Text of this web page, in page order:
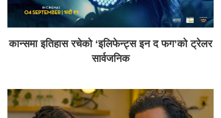
कान्समा इतिहास रचेको ‘इलिफेन्ट्स इन द फग’को ट्रेलर
सार्वजनिक